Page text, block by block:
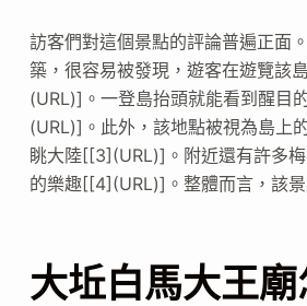
訪客們對這個景點的評論普遍正面
築，很容易被發現，遊客在遊覽該
(URL)]。一登島抬頭就能看到醒目
(URL)]。此外，該地點被視為島上
眺大陸[[3](URL)]。附近還有許多
的樂趣[[4](URL)]。整體而言，該景
大坵白馬大王廟